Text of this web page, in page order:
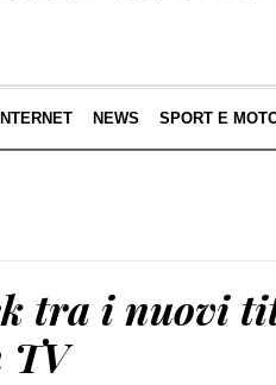
INTERNET NEWS SPORT E
tra i nuovi
TV